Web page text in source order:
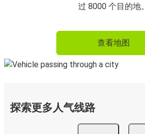
过 8000 个目的地。
查看地图
探索更多人气线路